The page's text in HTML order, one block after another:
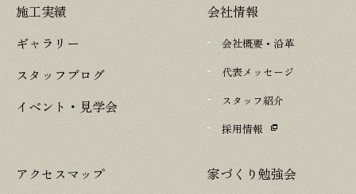
施工実績
ギャラリー
スタッフブログ
イベント・見学会
会社情報
会社概要・沿革
代表メッセージ
スタッフ紹介
採用情報
アクセスマップ
家づくり勉強会